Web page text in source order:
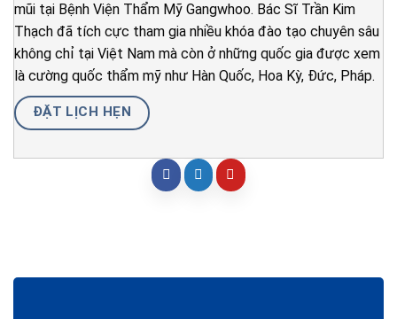
mũi tại Bệnh Viện Thẩm Mỹ Gangwhoo. Bác Sĩ Trần Kim
Thạch đã tích cực tham gia nhiều khóa đào tạo chuyên sâu
không chỉ tại Việt Nam mà còn ở những quốc gia được xem
là cường quốc thẩm mỹ như Hàn Quốc, Hoa Kỳ, Đức, Pháp.
ĐẶT LỊCH HẸN